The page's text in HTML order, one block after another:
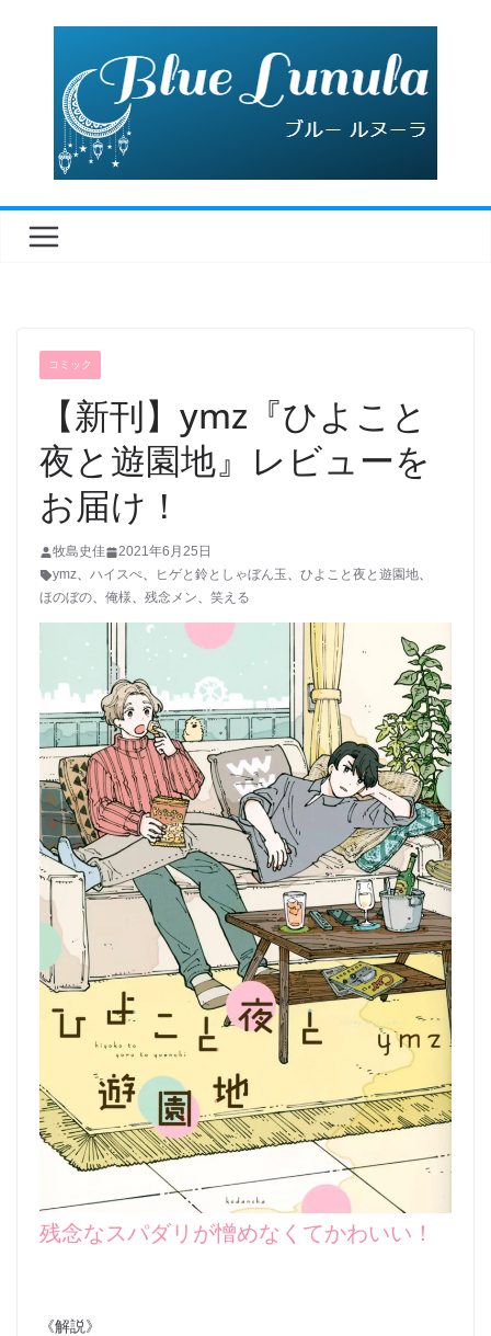
コミック
【新刊】ymz『ひよこと
夜と遊園地』レビューを
お届け！
牧島史佳
2021年6月25日
ymz、 ハイスぺ、 ヒゲと鈴としゃぼん玉、 ひよこと夜と遊園地、
ほのぼの、 俺様、 残念メン、 笑える
残念なスパダリが憎めなくてかわいい！
《解説》